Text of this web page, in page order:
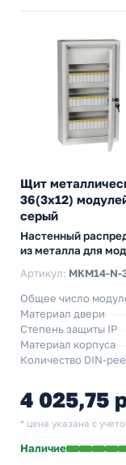
Щит
36(3х12)
серый
Настенный
из металла для
Артикул: MKM14-N-
Общее число
Материал двери
Степень защиты IP
Материал корпуса
Количество DIN-
4 025,75
* цена указана с
Наличие